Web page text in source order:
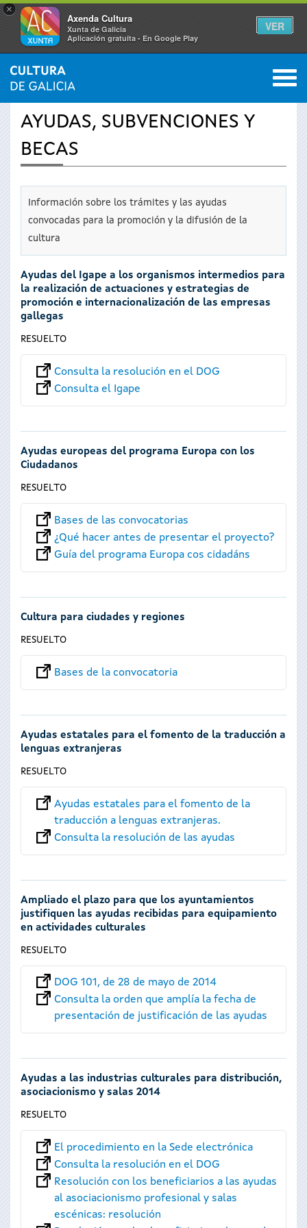
×
Axenda Cultura
Xunta de Galicia
Aplicación gratuíta - En Google Play
VER
Se
usted
aquí
INICIO › SERVICIOS 0
AYUDAS, SUBVENCIONES Y
BECAS
Información sobre los trámites y las ayudas
convocadas para la promoción y la difusión de la
cultura
Ayudas del Igape a los organismos intermedios para
la realización de actuaciones y estrategias de
promoción e internacionalización de las empresas
gallegas
RESUELTO
Consulta la resolución en el DOG
Consulta el Igape
Ayudas europeas del programa Europa con los
Ciudadanos
RESUELTO
Bases de las convocatorias
¿Qué hacer antes de presentar el proyecto?
Guía del programa Europa cos cidadáns
Cultura para ciudades y regiones
RESUELTO
Bases de la convocatoria
Ayudas estatales para el fomento de la traducción a
lenguas extranjeras
RESUELTO
Ayudas estatales para el fomento de la
traducción a lenguas extranjeras.
Consulta la resolución de las ayudas
Ampliado el plazo para que los ayuntamientos
justifiquen las ayudas recibidas para equipamiento
en actividades culturales
RESUELTO
DOG 101, de 28 de mayo de 2014
Consulta la orden que amplía la fecha de
presentación de justificación de las ayudas
Ayudas a las industrias culturales para distribución,
asociacionismo y salas 2014
RESUELTO
El procedimiento en la Sede electrónica
Consulta la resolución en el DOG
Resolución con los beneficiarios a las ayudas
al asociacionismo profesional y salas
escénicas: resolución